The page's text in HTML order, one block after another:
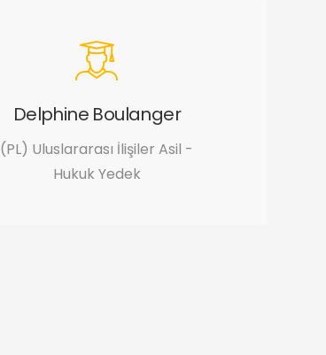
Delphine Boulanger
(PL) Uluslararası İlişiler Asil -
Hukuk Yedek